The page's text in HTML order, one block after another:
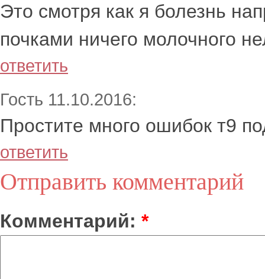
Это смотря как я болезнь
почками ничего молочного
ответить
Гость 11.10.2016:
Простите много ошибок т9
ответить
Отправить комментарий
Комментарий: *